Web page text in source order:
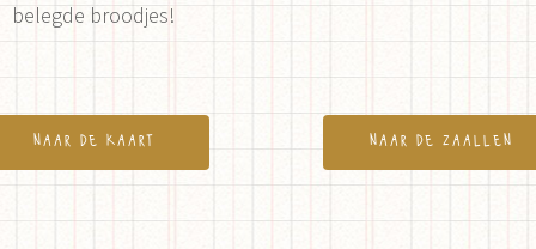
belegde broodjes!
naar de kaart naar de zaallen